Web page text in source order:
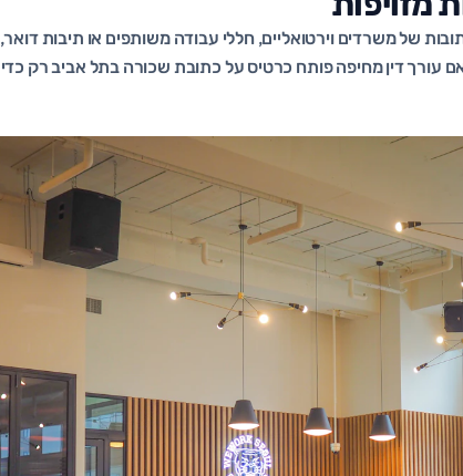
של משרדים וירטואליים, חללי עבודה משותפים או תיבות דואר,
עורך דין מחיפה פותח כרטיס על כתובת שכורה בתל אביב רק כדי